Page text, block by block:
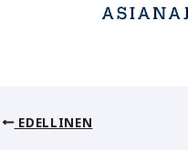
EDELLINEN